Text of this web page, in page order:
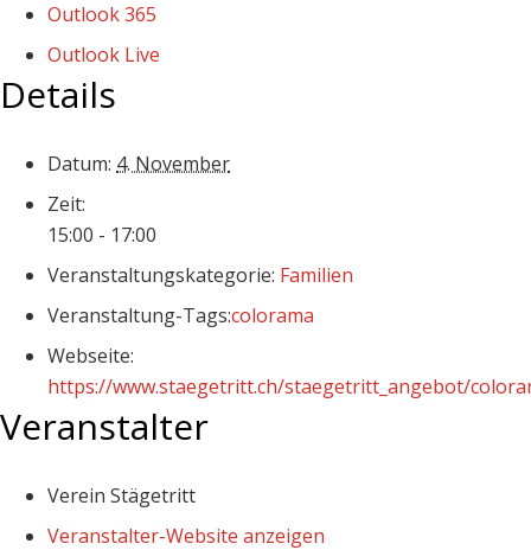
Outlook 365
Outlook Live
Details
Datum: 4. November
Zeit:
15:00 - 17:00
Veranstaltungskategorie: Familien
Veranstaltung-Tags:colorama
Webseite:
https://www.staegetritt.ch/staegetritt_angebot/
Veranstalter
Verein Stägetritt
Veranstalter-Website anzeigen